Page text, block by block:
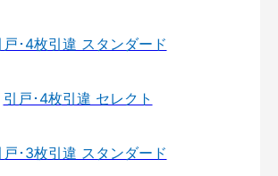
戸･4枚引違 スタンダード
引戸･4枚引違 セレクト
戸･3枚引違 スタンダード